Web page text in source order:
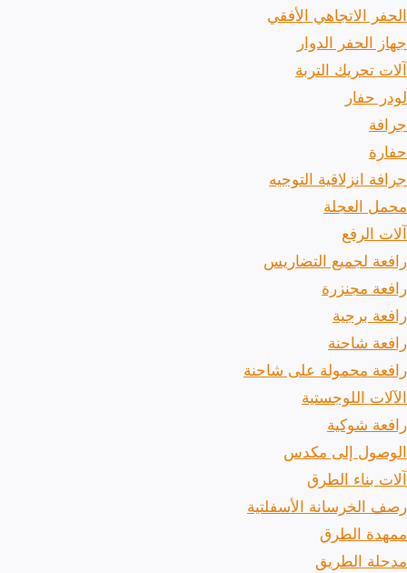
الحفر الاتجاهي الأفقي
جهاز الحفر الدوار
آلات تحريك التربة
لودر حفار
جرافة
حفارة
جرافة انزلاقية التوجيه
محمل العجلة
آلات الرفع
رافعة لجميع التضاريس
رافعة مجنزرة
رافعة برجية
رافعة شاحنة
رافعة محمولة على شاحنة
الآلات اللوجستية
رافعة شوكية
الوصول إلى مكدس
آلات بناء الطرق
رصف الخرسانة الأسفلتية
ممهدة الطرق
مدحلة الطريق